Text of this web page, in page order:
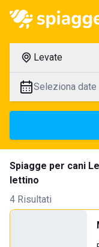
Levate
Seleziona date
Spiagge per cani
lettino
4 Risultati